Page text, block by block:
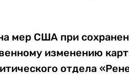
мер США при
изменению
отдела